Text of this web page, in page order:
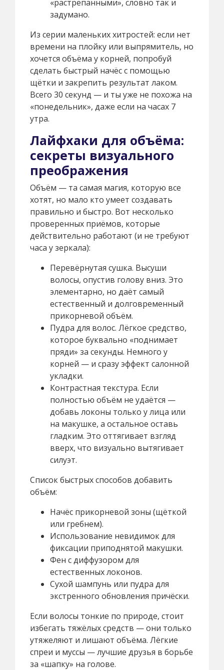
«растрёпанными», словно так и
задумано.
Из серии маленьких хитростей: если нет
времени на плойку или выпрямитель, но
хочется объёма у корней, попробуй
сделать быстрый начёс с помощью
щётки и закрепить результат лаком.
Всего 30 секунд — и ты уже не похожа на
«понедельник», даже если на часах 7
утра.
Лайфхаки для объёма:
секреты визуального
преображения
Объём — та самая магия, которую все
хотят, но мало кто умеет создавать
правильно и быстро. Вот несколько
проверенных приёмов, которые
действительно работают (и не требуют
часа у зеркала):
Перевёрнутая сушка. Высуши
волосы, опустив голову вниз. Это
элементарно, но даёт самый
естественный и долговременный
прикорневой объём.
Пудра для волос. Лёгкое средство,
которое буквально «поднимает
пряди» за секунды. Немного у
корней — и сразу эффект салонной
укладки.
Контрастная текстура. Если
полностью объём не удаётся —
добавь локоны только у лица или
на макушке, а остальное оставь
гладким. Это оттягивает взгляд
вверх, что визуально вытягивает
силуэт.
Список быстрых способов добавить
объём:
Начёс прикорневой зоны (щёткой
или гребнем).
Использование невидимок для
фиксации приподнятой макушки.
Фен с диффузором для
естественных локонов.
Сухой шампунь или пудра для
экстренного обновления причёски.
Если волосы тонкие по природе, стоит
избегать тяжёлых средств — они только
утяжеляют и лишают объёма. Лёгкие
спреи и муссы — лучшие друзья в борьбе
за «шапку» на голове.